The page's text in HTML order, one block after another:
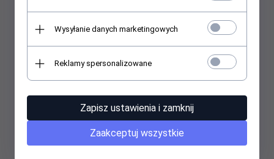
Buty - Star Wars Stormtrooper
799,00PLN
Wysyłanie danych marketingowych
Reklamy spersonalizowane
Zapisz ustawienia i zamknij
Zaakceptuj wszystkie